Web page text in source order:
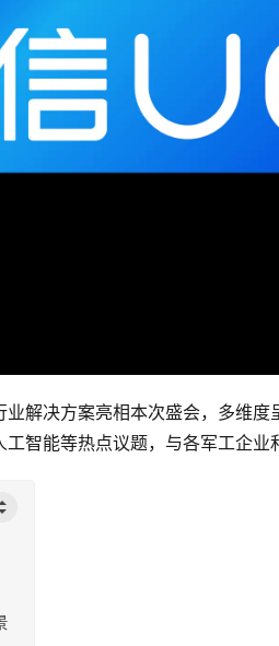
解决方案亮相本次盛会，多维
智能等热点议题，与各军工企业